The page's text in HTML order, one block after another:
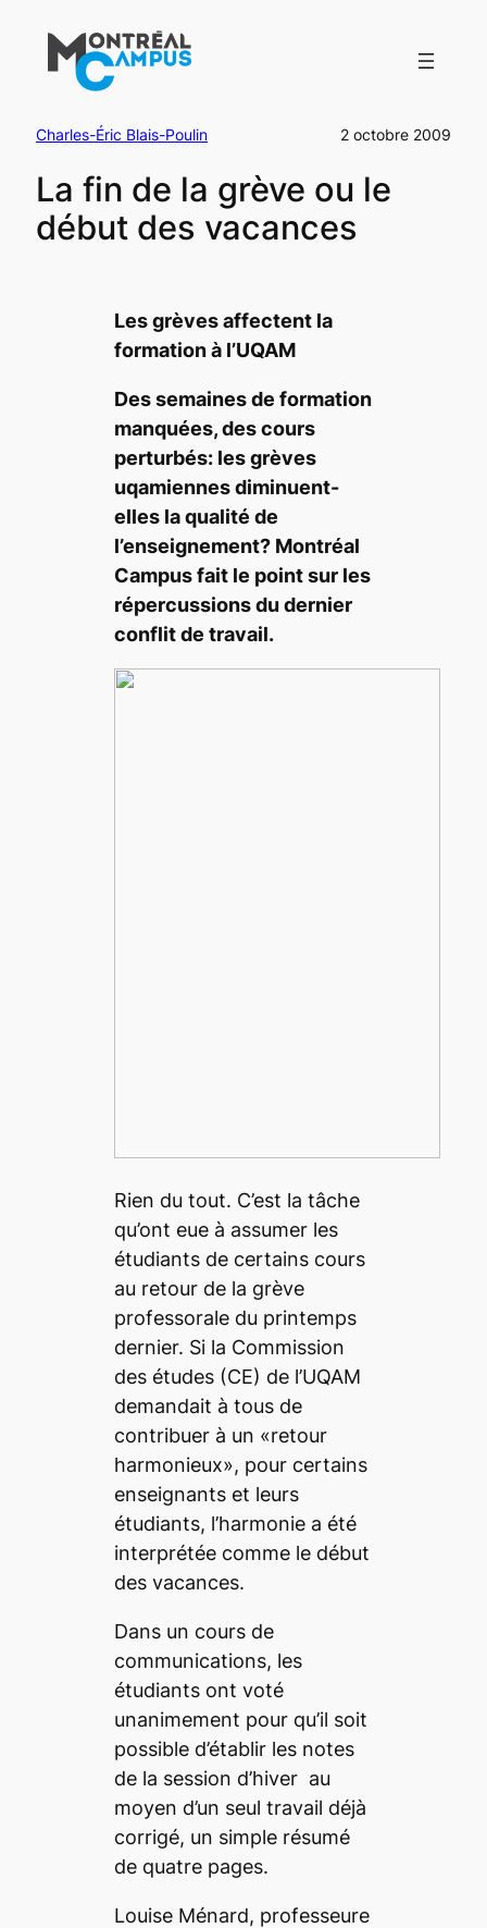
contenu
Charles-Éric Blais-Poulin 2 octobre 2009
La fin de la grève ou le
début des vacances
Les grèves affectent la
formation à l’UQAM
Des semaines de formation
manquées, des cours
perturbés: les grèves
uqamiennes diminuent-
elles la qualité de
l’enseignement? Montréal
Campus fait le point sur les
répercussions du dernier
conflit de travail.
Rien du tout. C’est la tâche
qu’ont eue à assumer les
étudiants de certains cours
au retour de la grève
professorale du printemps
dernier. Si la Commission
des études (CE) de l’UQAM
demandait à tous de
contribuer à un «retour
harmonieux», pour certains
enseignants et leurs
étudiants, l’harmonie a été
interprétée comme le début
des vacances.
Dans un cours de
communications, les
étudiants ont voté
unanimement pour qu’il soit
possible d’établir les notes
de la session d’hiver au
moyen d’un seul travail déjà
corrigé, un simple résumé
de quatre pages.
Louise Ménard, professeure